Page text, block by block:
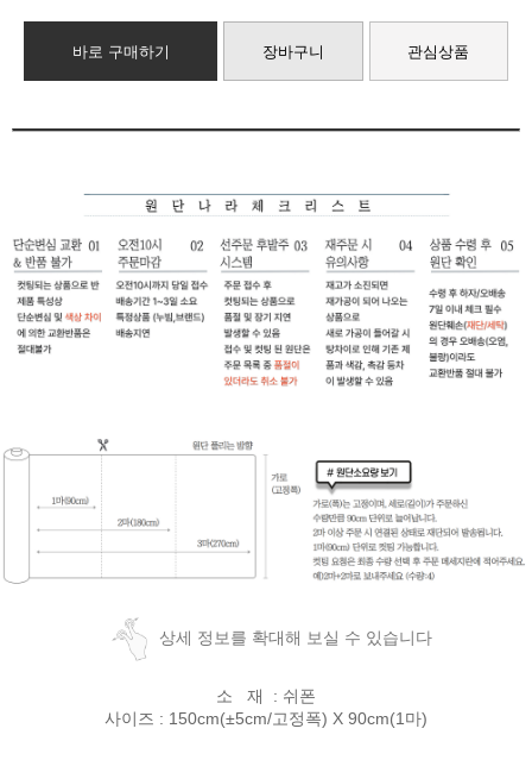
바로 구매하기 장바구니 관심상품
상세 정보를 확대해 보실 수 있습니다
소 재 : 쉬폰
사이즈 : 150cm(±5cm/고정폭) X 90cm(1마)